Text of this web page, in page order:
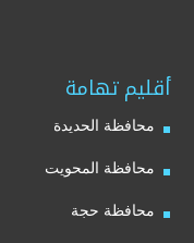
أقليم تهامة
محافظة الحديدة
محافظة المحويت
محافظة حجة